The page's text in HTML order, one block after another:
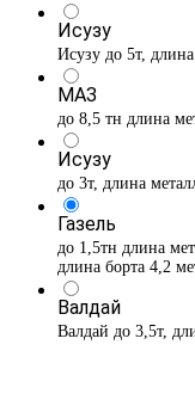
Исузу
Исузу до 5т,
МАЗ
до 8,5 тн длина
Исузу
до 3т, длина
Газель
до 1,5тн длина
длина борта 4,2
Валдай
Валдай до 3,5т,